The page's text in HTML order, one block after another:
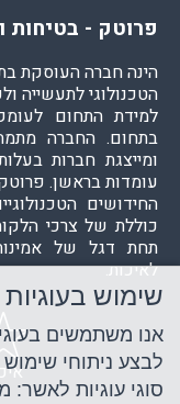
פרוטק - בטיחות
הינה חברה העוסקת
למידת התחום
בתחום. החברה
ומייצגת חברות
עומדות בראשן.
החידושים
כוללת של צרכי
תחת דגל של
לאיכות.
שימוש בעוגיות
אנו משתמשים
לבצע ניתוחי
סוגי עוגיות לאשר: